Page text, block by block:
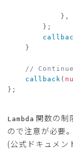
} ,
} ;
}
//
callback (
} ;
Lambda 関数の制
ので注意が必要。
(公式ドキュメン